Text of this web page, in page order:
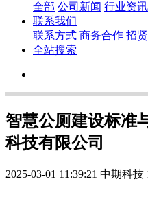
全部 公司新闻 行业资讯
联系我们
联系方式 商务合作 招
全站搜索
智慧公厕建设标准
科技有限公司
2025-03-01 11:39:21 中期科技